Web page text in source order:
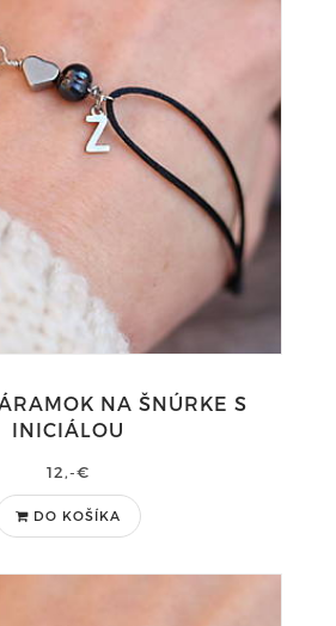
NA ŠNÚRKE S
INICIÁLOU
12,-€
DO KOŠÍKA